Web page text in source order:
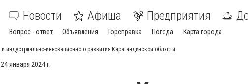
Новости Афиша Предприятия
Вопрос - ответ Объявления Горсправка Погода Карта города
инновационного развития Карагандинской области
января 2024 г.